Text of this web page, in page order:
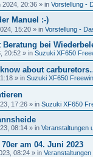
2024, 20:36 » in Vorstellung -
Manuel :-)
15:20 » in Vorstellung -
bei
20:52 » in Suzuki XF650
about
» in Suzuki XF650
17:26 » in Suzuki XF650
08:14 » in Veranstaltungen
am 04. Juni 2023
08:24 » in Veranstaltungen